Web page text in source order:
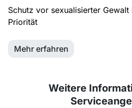
Schutz vor sexualisierter
Priorität
Mehr erfahren
Weitere